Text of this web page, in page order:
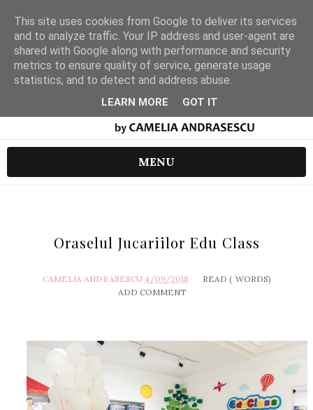
MENU
Oraselul Jucariilor Edu Class
CAMELIA ANDRASESCU 4/09/2018 READ ( WORDS)
ADD COMMENT
This site uses cookies from Google to deliver its services
and to analyze traffic. Your IP address and user-agent are
shared with Google along with performance and security
metrics to ensure quality of service, generate usage
statistics, and to detect and address abuse.
LEARN MORE GOT IT